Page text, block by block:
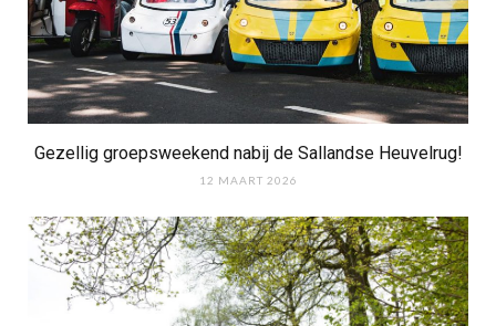
Gezellig groepsweekend nabij de Sallandse Heuvelrug!
12 MAART 2026